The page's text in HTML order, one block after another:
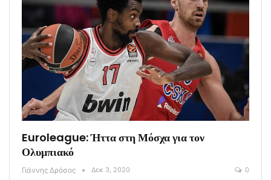
Euroleague: Ήττα στη Μόσχα για τον
Ολυμπιακό
Γιάννης Δρόσος Δεκ 3, 2020 0